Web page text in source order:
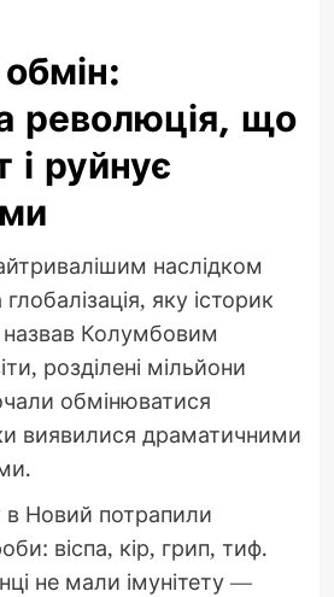
революція, що
і руйнує
наслідком
яку історик
Колумбовим
розділені мільйони
обмінюватися
виявилися драматичними
в Новий потрапили
віспа, кір, грип, тиф.
не мали імунітету —